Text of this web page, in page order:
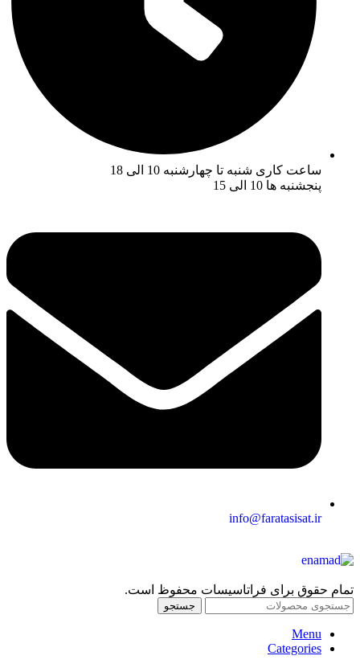
ساعت کاری شنبه تا چهارشنبه 10 الی 18
پنجشنبه ها 10 الی 15
info@faratasisat.ir
تمام حقوق برای فراتاسیسات محفوظ است.
جستجو
Menu
Categories